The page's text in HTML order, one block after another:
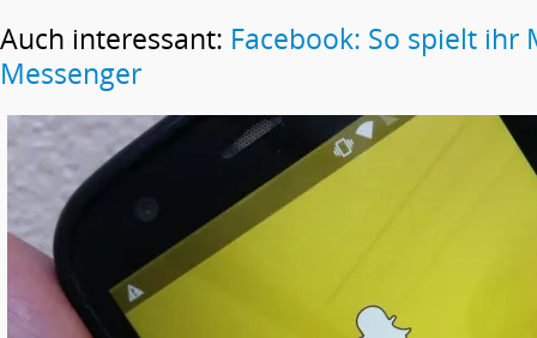
Auch interessant: Facebook: So spielt ihr
Messenger